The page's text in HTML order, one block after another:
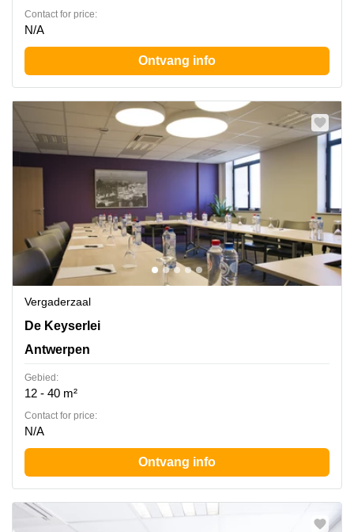
Contact for price:
N/A
Ontvang info
Vergaderzaal
De Keyserlei 60C, Antwerpen
De Keyserlei
Antwerpen
Gebied:
12 - 40 m²
Contact for price:
N/A
Ontvang info